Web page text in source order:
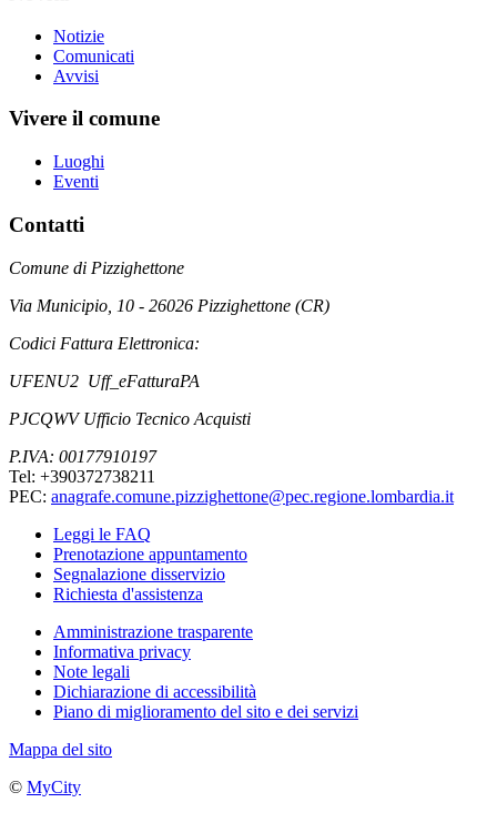
Notizie
Comunicati
Avvisi
Vivere il comune
Luoghi
Eventi
Contatti
Comune di Pizzighettone
Via Municipio, 10 - 26026 Pizzighettone (CR)
Codici Fattura Elettronica:
UFENU2 Uff_eFatturaPA
PJCQWV Ufficio Tecnico Acquisti
P.IVA: 00177910197
Tel: +390372738211
PEC: anagrafe.comune.pizzighettone@pec.regione.lombardia.it
Leggi le FAQ
Prenotazione appuntamento
Segnalazione disservizio
Richiesta d'assistenza
Amministrazione trasparente
Informativa privacy
Note legali
Dichiarazione di accessibilità
Piano di miglioramento del sito e dei servizi
Mappa del sito
© MyCity